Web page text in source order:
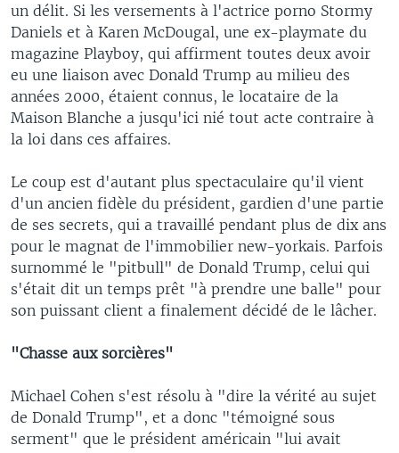
un délit. Si les versements à l'actrice porno Stormy
Daniels et à Karen McDougal, une ex-playmate du
magazine Playboy, qui affirment toutes deux avoir
eu une liaison avec Donald Trump au milieu des
années 2000, étaient connus, le locataire de la
Maison Blanche a jusqu'ici nié tout acte contraire à
la loi dans ces affaires.
Le coup est d'autant plus spectaculaire qu'il vient
d'un ancien fidèle du président, gardien d'une partie
de ses secrets, qui a travaillé pendant plus de dix ans
pour le magnat de l'immobilier new-yorkais. Parfois
surnommé le "pitbull" de Donald Trump, celui qui
s'était dit un temps prêt "à prendre une balle" pour
son puissant client a finalement décidé de le lâcher.
"Chasse aux sorcières"
Michael Cohen s'est résolu à "dire la vérité au sujet
de Donald Trump", et a donc "témoigné sous
serment" que le président américain "lui avait